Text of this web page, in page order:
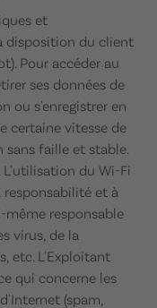
et
disposition du client
Pour accéder au
ses données de
ou s'enregistrer en
certaine vitesse de
faille et stable.
du Wi-Fi
et à
même responsable
virus, de la
etc. L'Exploitant
qui concerne les
(spam,